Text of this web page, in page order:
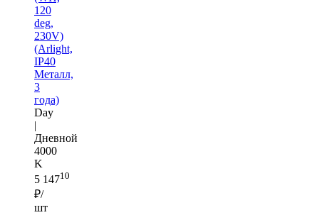
120
deg,
230V)
(Arlight,
IP40
Металл,
3
года)
Day
|
Дневной
4000
K
5 14710
₽/
шт